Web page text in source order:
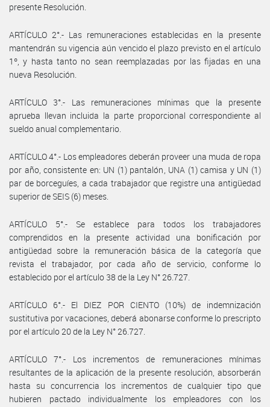
presente Resolución.
ARTÍCULO 2°.- Las remuneraciones establecidas en la presente
mantendrán su vigencia aún vencido el plazo previsto en el artículo
1º, y hasta tanto no sean reemplazadas por las fijadas en una
nueva Resolución.
ARTÍCULO 3°.- Las remuneraciones mínimas que la presente
aprueba llevan incluida la parte proporcional correspondiente al
sueldo anual complementario.
ARTÍCULO 4°.- Los empleadores deberán proveer una muda de ropa
por año, consistente en: UN (1) pantalón, UNA (1) camisa y UN (1)
par de borceguíes, a cada trabajador que registre una antigüedad
superior de SEIS (6) meses.
ARTÍCULO 5°.- Se establece para todos los trabajadores
comprendidos en la presente actividad una bonificación por
antigüedad sobre la remuneración básica de la categoría que
revista el trabajador, por cada año de servicio, conforme lo
establecido por el artículo 38 de la Ley N° 26.727.
ARTÍCULO 6°.- El DIEZ POR CIENTO (10%) de indemnización
sustitutiva por vacaciones, deberá abonarse conforme lo prescripto
por el artículo 20 de la Ley N° 26.727.
ARTÍCULO 7°.- Los incrementos de remuneraciones mínimas
resultantes de la aplicación de la presente resolución, absorberán
hasta su concurrencia los incrementos de cualquier tipo que
hubieren pactado individualmente los empleadores con los